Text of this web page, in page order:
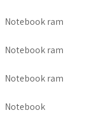
Notebook ram
Notebook ram
Notebook ram
Notebook